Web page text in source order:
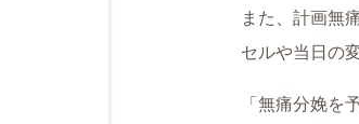
また、計画無
セルや当日の
「無痛分娩を